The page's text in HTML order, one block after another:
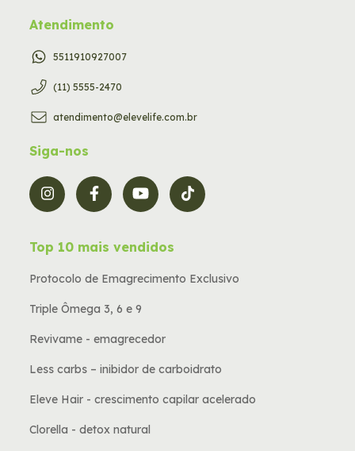
Atendimento
5511910927007
(11) 5555-2470
atendimento@elevelife.com.br
Siga-nos
Top 10 mais vendidos
Protocolo de Emagrecimento Exclusivo
Triple Ômega 3, 6 e 9
Revivame - emagrecedor
Less carbs – inibidor de carboidrato
Eleve Hair - crescimento capilar acelerado
Clorella - detox natural